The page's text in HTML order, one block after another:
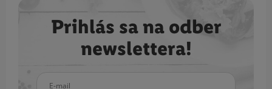
Prihlás sa na odber
newslettera!